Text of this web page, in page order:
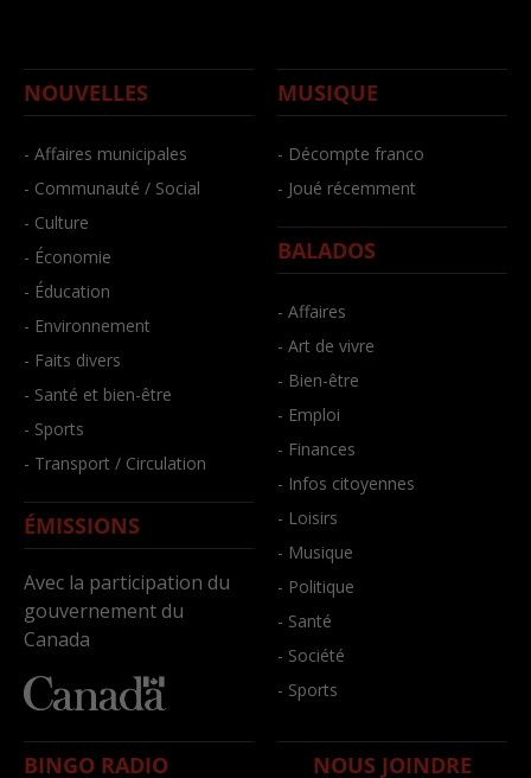
NOUVELLES
- Affaires municipales
- Communauté / Social
- Culture
- Économie
- Éducation
- Environnement
- Faits divers
- Santé et bien-être
- Sports
- Transport / Circulation
ÉMISSIONS
Avec la participation du
gouvernement du
Canada
MUSIQUE
- Décompte franco
- Joué récemment
BALADOS
- Affaires
- Art de vivre
- Bien-être
- Emploi
- Finances
- Infos citoyennes
- Loisirs
- Musique
- Politique
- Santé
- Société
- Sports
BINGO RADIO NOUS JOINDRE